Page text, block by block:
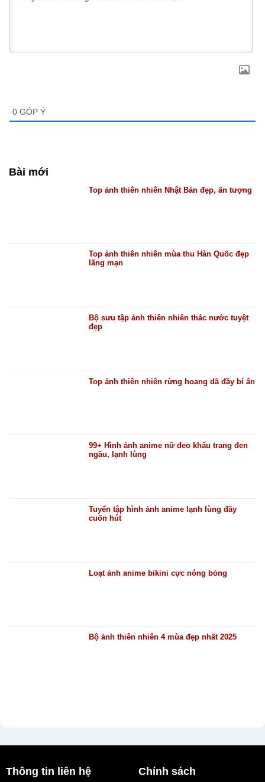
0 GÓP Ý
Bài mới
Top ảnh thiên nhiên Nhật Bản đẹp, ấn tượng
Top ảnh thiên nhiên mùa thu Hàn Quốc đẹp
lãng mạn
Bộ sưu tập ảnh thiên nhiên thác nước tuyệt
đẹp
Top ảnh thiên nhiên rừng hoang dã đầy bí ẩn
99+ Hình ảnh anime nữ đeo khẩu trang đen
ngầu, lạnh lùng
Tuyển tập hình ảnh anime lạnh lùng đầy
cuốn hút
Loạt ảnh anime bikini cực nóng bỏng
Bộ ảnh thiên nhiên 4 mùa đẹp nhất 2025
Thông tin liên hệ Chính sách